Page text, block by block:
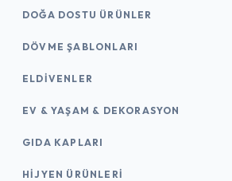
DOĞA DOSTU ÜRÜNLER
DÖVME ŞABLONLARI
ELDIVENLER
EV & YAŞAM & DEKORASYON
GIDA KAPLARI
HIJYEN ÜRÜNLERI